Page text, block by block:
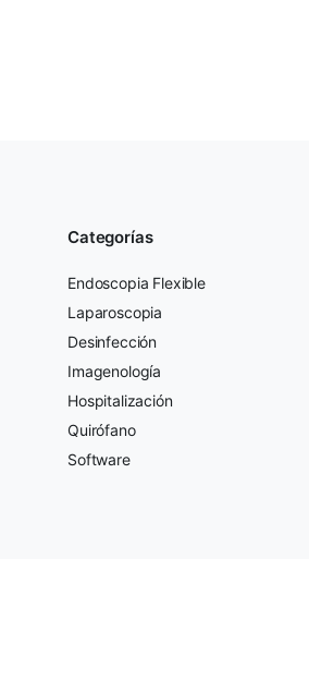
Categorías
Endoscopia Flexible
Laparoscopia
Desinfección
Imagenología
Hospitalización
Quirófano
Software